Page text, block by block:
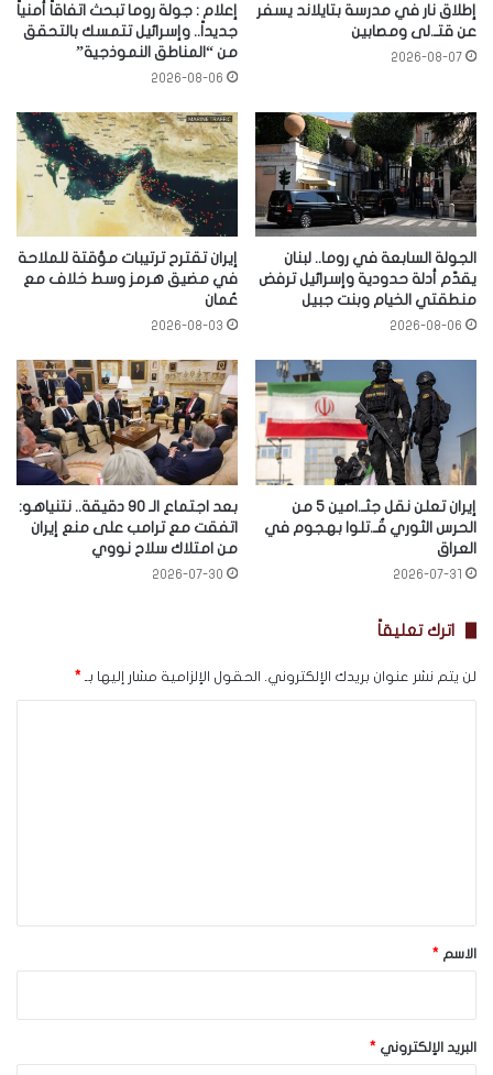
إطلاق نار في مدرسة بتايلاند يسفر
عن قتـ.لى ومصابين
2026-08-07
إعلام : جولة روما تبحث اتفاقاً أمنياً
جديداً.. وإسرائيل تتمسك بالتحقق
من “المناطق النموذجية”
2026-08-06
الجولة السابعة في روما.. لبنان
يقدّم أدلة حدودية وإسرائيل ترفض
منطقتي الخيام وبنت جبيل
2026-08-06
إيران تقترح ترتيبات مؤقتة للملاحة
في مضيق هرمز وسط خلاف مع
عُمان
2026-08-03
إيران تعلن نقل جثـ.امين 5 من
الحرس الثوري قُـ.تلوا بهجوم في
العراق
2026-07-31
بعد اجتماع الـ 90 دقيقة.. نتنياهو:
اتفقت مع ترامب على منع إيران
من امتلاك سلاح نووي
2026-07-30
اترك تعليقاً
لن يتم نشر عنوان بريدك الإلكتروني. الحقول الإلزامية مشار إليها بـ *
*
الاسم *
البريد الإلكتروني *